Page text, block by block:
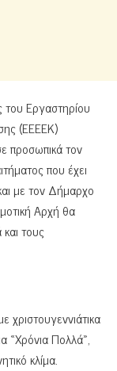
του Εργαστηρίου
(ΕΕΕΕΚ)
προσωπικά τον
που έχει
με τον Δήμαρχο
Αρχή θα
τους
«Χρόνια Πολλά»,
κλίμα.